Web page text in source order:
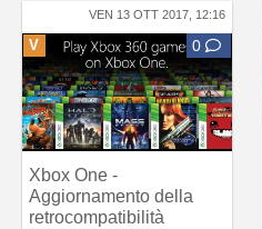
VEN 13 OTT 2017, 12:16
V 0
Xbox One -
Aggiornamento della
retrocompatibilità